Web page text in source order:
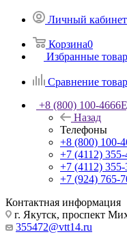
Личный кабинет
Корзина0
Избранные
Сравнение
+8 (800) 100-4666
Назад
Телефоны
+8 (800) 100-
+7 (4112) 355-
+7 (4112) 355-
+7 (924) 765-
Контактная информация
г. Якутск, проспект
355472@vtt14.ru